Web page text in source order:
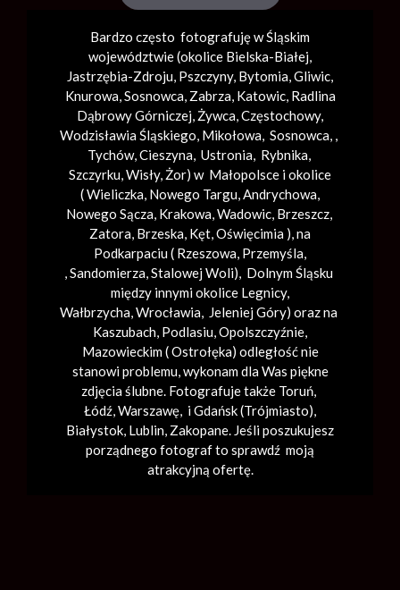
Bardzo często fotografuję w Śląskim
województwie (okolice Bielska-Białej,
Jastrzębia-Zdroju, Pszczyny, Bytomia, Gliwic,
Knurowa, Sosnowca, Zabrza, Katowic, Radlina
Dąbrowy Górniczej, Żywca, Częstochowy,
Wodzisławia Śląskiego, Mikołowa, Sosnowca, ,
Tychów, Cieszyna, Ustronia, Rybnika,
Szczyrku, Wisły, Żor) w Małopolsce i okolice
(Wieliczka, Nowego Targu,Andrychowa,
Nowego Sącza, Krakowa,Wadowic, Brzeszcz,
Zatora, Brzeska, Kęt,Oświęcimia ), na
Podkarpaciu ( Rzeszowa, Przemyśla,
,Sandomierza,Stalowej Woli), Dolnym Śląsku
między innymi okolice Legnicy,
Wałbrzycha,Wrocławia, Jeleniej Góry) oraz na
Kaszubach, Podlasiu, Opolszczyźnie,
Mazowieckim ( Ostrołęka) odległość nie
stanowi problemu, wykonam dla Was piękne
zdjęcia ślubne. Fotografuje także Toruń,
Łódź,Warszawę, i Gdańsk (Trójmiasto),
Białystok, Lublin, Zakopane. Jeśli poszukujesz
porządnego fotograf to sprawdź moją
atrakcyjną ofertę.